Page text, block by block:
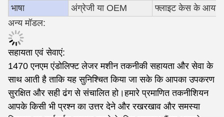
भाषा
अंग्रेजी या OEM
फ्लाइट केस के आयाम
अन्य मॉडल:
सहायता एवं सेवाएं:
1470 एनएम एंडोलिफ्ट लेजर मशीन तकनीकी सहायता और सेवा के
साथ आती है ताकि यह सुनिश्चित किया जा सके कि आपका उपकरण
सुरक्षित और सही ढंग से संचालित हो।हमारे प्रमाणित तकनीशियन
आपके किसी भी प्रश्न का उत्तर देने और रखरखाव और समस्या